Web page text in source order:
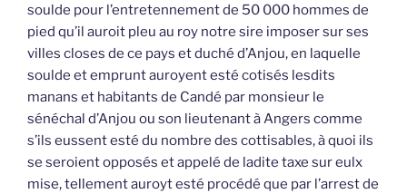
soulde pour l’entretennement de 50 000 hommes de
pied qu’il auroit pleu au roy notre sire imposer sur ses
villes closes de ce pays et duché d’Anjou, en laquelle
soulde et emprunt auroyent esté cotisés lesdits
manans et habitants de Candé par monsieur le
sénéchal d’Anjou ou son lieutenant à Angers comme
s’ils eussent esté du nombre des cottisables, à quoi ils
se seroient opposés et appelé de ladite taxe sur eulx
mise, tellement auroyt esté procédé que par l’arrest de